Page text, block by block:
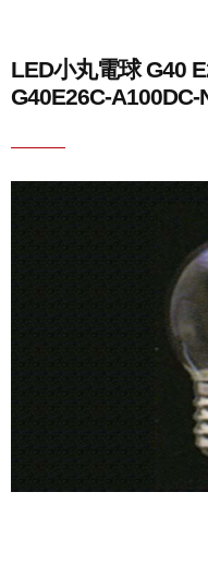
LED小丸電球 G40
G40E26C-A100DC-